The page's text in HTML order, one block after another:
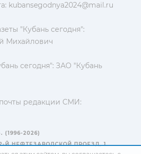
kubansegodnya2024@mail.ru
"Кубань сегодня":
Михайлович
сегодня": ЗАО "Кубань
редакции СМИ:
2026)
Й НЕФТЕЗАВОДСКОЙ ПРОЕЗД, 1